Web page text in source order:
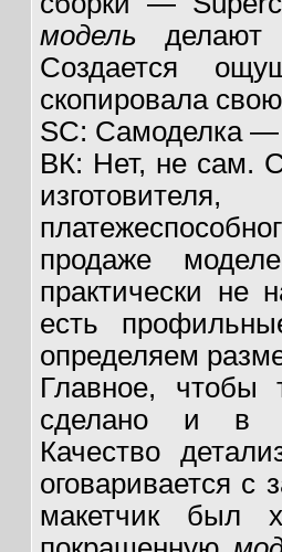
модель
Создается
скопировала
SC: Самоделка —
ВК: Нет, не сам.
продаже
практически не
есть
определяем
Главное,
сделано и в
Качество
оговаривается с
макетчик был